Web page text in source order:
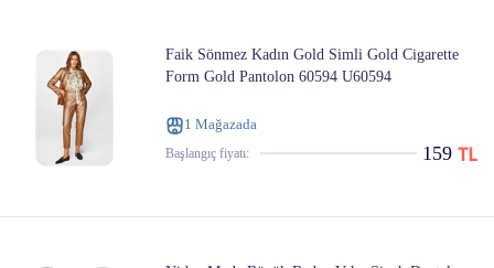
Faik Sönmez Kadın Gold Simli Gold Cigarette
Form Gold Pantolon 60594 U60594
1 Mağazada
Başlangıç ​​fiyatı: 159